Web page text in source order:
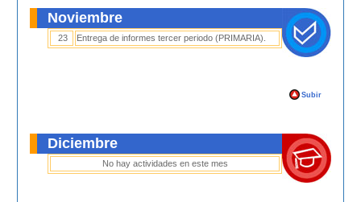
Noviembre
23 Entrega de informes tercer periodo (PRIMARIA).
Subir
Diciembre
No hay actividades en este mes